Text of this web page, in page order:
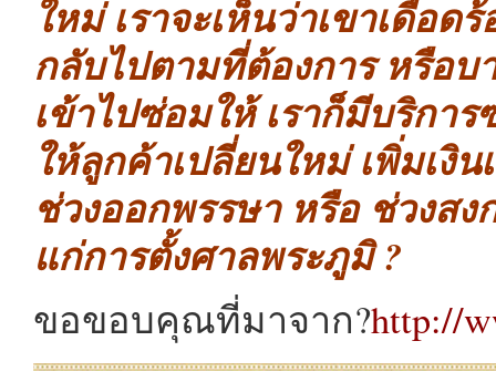
ใหม่ เราจะเห็นว่าเขาเดือด
กลับไปตามที่ต้องการ หรือบ
เข้าไปซ่อมให้ เราก็มีบริก
ให้ลูกค้าเปลี่ยนใหม่ เพิ่มเงิ
ช่วงออกพรรษา หรือ ช่วงส
แก่การตั้งศาลพระภูมิ ?
ขอขอบคุณที่มาจาก?http://